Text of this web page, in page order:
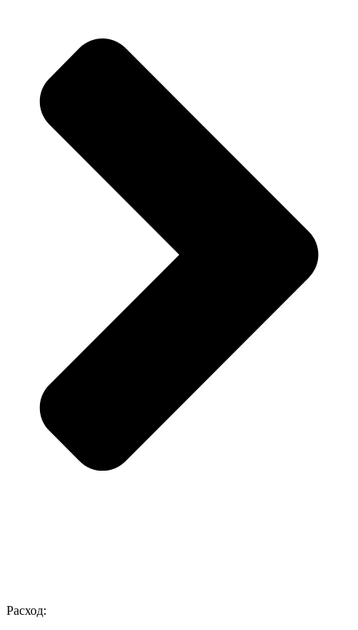
Расход: